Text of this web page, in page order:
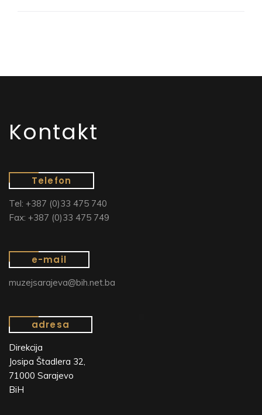
Kontakt
Telefon
Tel: +387 (0)33 475 740
Fax: +387 (0)33 475 749
e-mail
muzejsarajeva@bih.net.ba
adresa
Direkcija
Josipa Štadlera 32,
71000 Sarajevo
BiH